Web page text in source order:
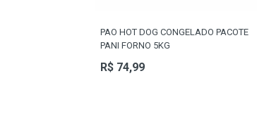
PAO HOT DOG CONGELADO PACOTE
PANI FORNO 5KG
R$ 74,99